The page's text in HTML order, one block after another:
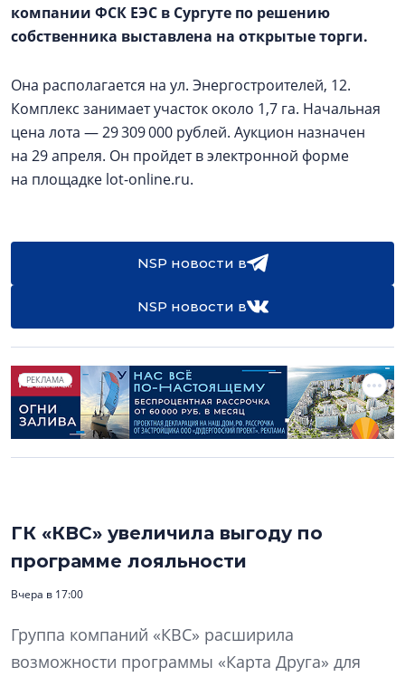
компании ФСК ЕЭС в Сургуте по решению
собственника выставлена на открытые торги.
Она располагается на ул. Энергостроителей, 12.
Комплекс занимает участок около 1,7 га. Начальная
цена лота — 29 309 000 рублей. Аукцион назначен
на 29 апреля. Он пройдет в электронной форме
на площадке lot-online.ru.
NSP новости в
NSP новости в
РЕКЛАМА
ГК «КВС» увеличила выгоду по
программе лояльности
Вчера в 17:00
Группа компаний «КВС» расширила
возможности программы «Карта Друга» для